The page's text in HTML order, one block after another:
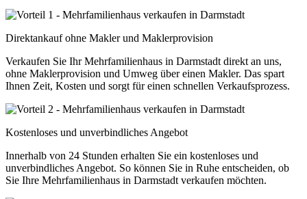
Direktankauf ohne Makler und Maklerprovision
Verkaufen Sie Ihr Mehrfamilienhaus in Darmstadt direkt an uns,
ohne Maklerprovision und Umweg über einen Makler. Das spart
Ihnen Zeit, Kosten und sorgt für einen schnellen Verkaufsprozess.
Kostenloses und unverbindliches Angebot
Innerhalb von 24 Stunden erhalten Sie ein kostenloses und
unverbindliches Angebot. So können Sie in Ruhe entscheiden, ob
Sie Ihre Mehrfamilienhaus in Darmstadt verkaufen möchten.